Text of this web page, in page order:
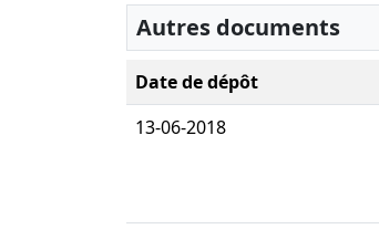
Autres documents
Date de dépôt
13-06-2018